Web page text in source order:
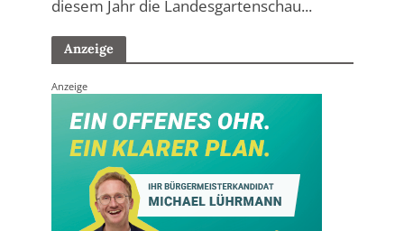
diesem Jahr die Landesgartenschau...
Anzeige
Anzeige